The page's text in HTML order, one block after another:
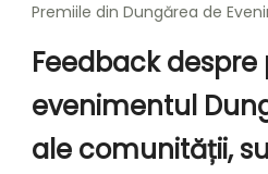
Premiile din Dungărea de
Feedback
evenimentul
ale comunității,